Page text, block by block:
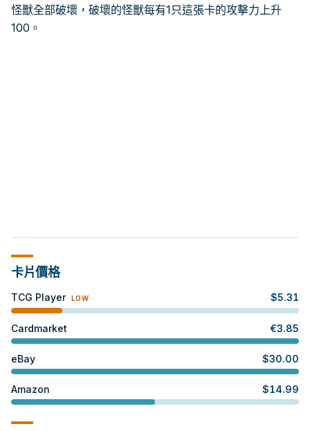
怪獸全部破壞，破壞的怪獸每有1只這張卡的攻擊力上升
100。
卡片價格
TCG Player LOW $5.31
Cardmarket €3.85
eBay $30.00
Amazon $14.99